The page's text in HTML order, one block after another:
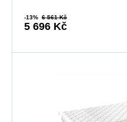
-13% 6 561 Kč
5 696 Kč